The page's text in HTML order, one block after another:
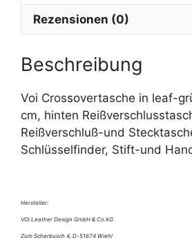
t
e
Rezensionen (0)
Beschreibung
Voi Crossovertasche in leaf-
cm, hinten
Reißverschluß-und
Schlüsselfinder, Stift-und
Hersteller:
VOi Leather Design GmbH & Co.KG
Zum Scherbusch 4, D-51674 Wiehl